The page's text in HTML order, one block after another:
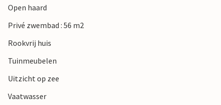
Kotor heeft niet alleen een indrukwekkende ligging in de
baai, maar staat met zijn belangrijke cultuurhistorische
UNESCO.
Open haard
Privé zwembad : 56 m2
Rookvrij huis
Tuinmeubelen
Uitzicht op zee
Vaatwasser